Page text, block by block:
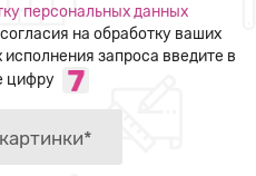
персональных данных
на обработку ваших
запроса введите в
цифру